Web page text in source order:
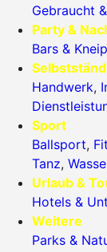
Gebraucht
Party &
Bars &
Handwerk,
Sport
Ballsport,
Tanz,
Urlaub &
Hotels &
Weitere
Parks &